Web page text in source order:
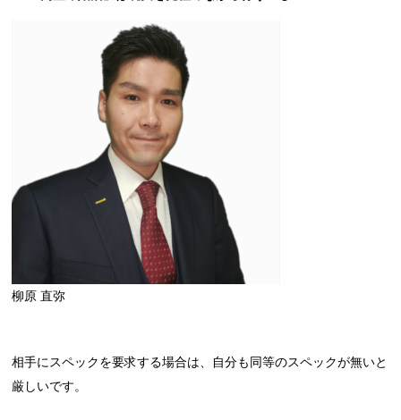
柳原 直弥
相手にスペックを要求する場合は、自分も同等のスペックが無いと
厳しいです。